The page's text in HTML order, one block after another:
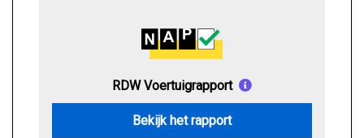
RDW Voertuigrapport
Bekijk het rapport